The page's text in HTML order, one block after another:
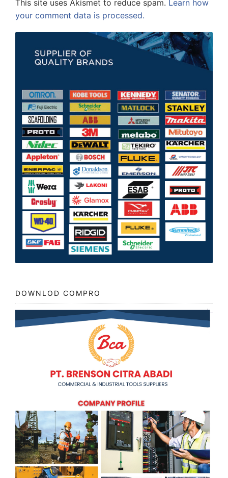
This site uses Akismet to reduce spam. Learn how
your comment data is processed.
DOWNLOD COMPRO